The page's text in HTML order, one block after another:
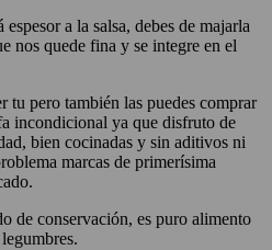
a la salsa, debes de majarla
nos quede fina y se integre en el
tu pero también las puedes comprar
incondicional ya que disfruto de
bien cocinadas y sin aditivos ni
marcas de primerísima
de conservación, es puro alimento